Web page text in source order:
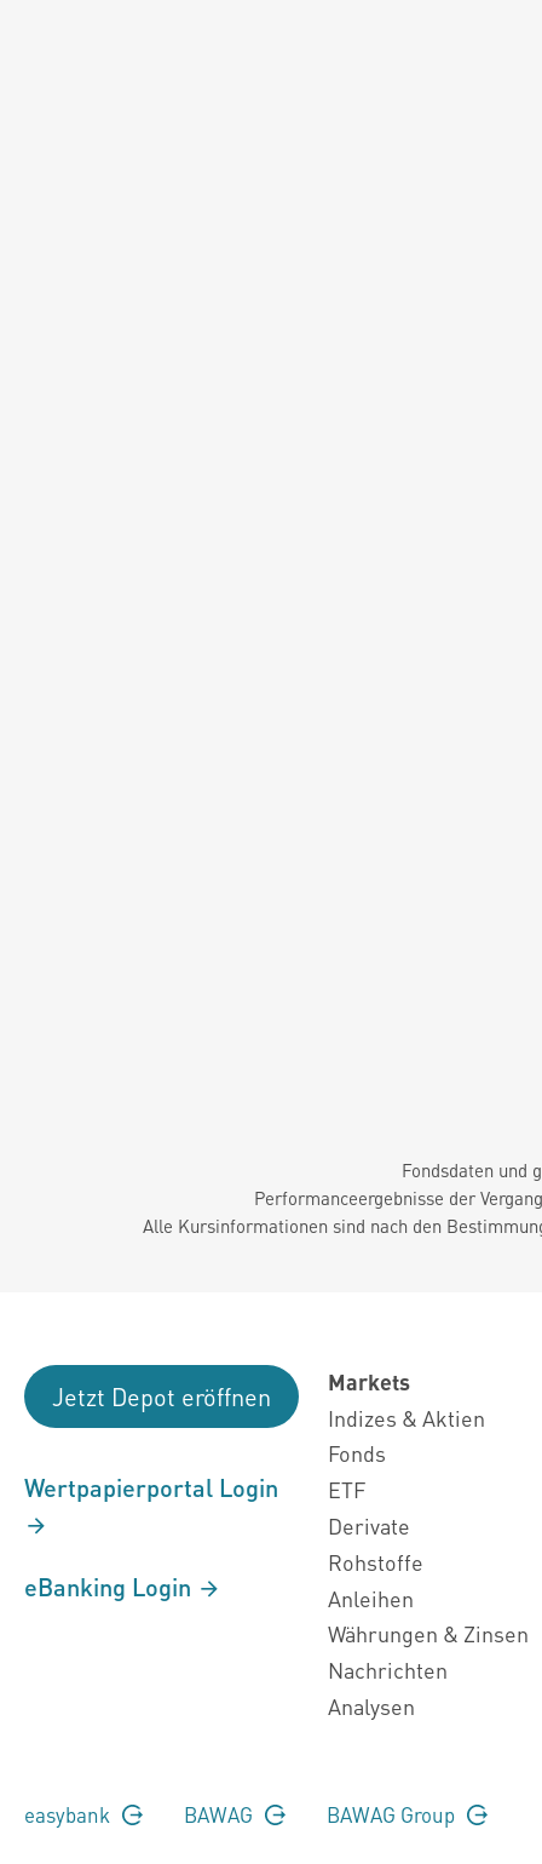
Fondsdaten und
Performanceergebnisse der
Alle Kursinformationen sind nach den
Jetzt Depot eröffnen
Wertpapierportal Login
eBanking Login
Markets
Indizes & Aktien
Fonds
ETF
Derivate
Rohstoffe
Anleihen
Währungen & Zinsen
Nachrichten
Analysen
easybank BAWAG BAWAG Group